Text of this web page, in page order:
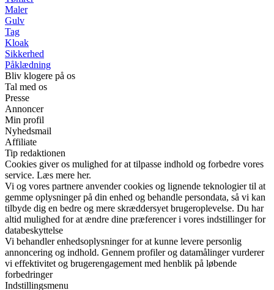
Maler
Gulv
Tag
Kloak
Sikkerhed
Påklædning
Bliv klogere på os
Tal med os
Presse
Annoncer
Min profil
Nyhedsmail
Affiliate
Tip redaktionen
Cookies giver os mulighed for at tilpasse indhold og forbedre vores
service. Læs mere her.
Vi og vores partnere anvender cookies og lignende teknologier til at
gemme oplysninger på din enhed og behandle persondata, så vi kan
tilbyde dig en bedre og mere skræddersyet brugeroplevelse. Du har
altid mulighed for at ændre dine præferencer i vores indstillinger for
databeskyttelse
Vi behandler enhedsoplysninger for at kunne levere personlig
annoncering og indhold. Gennem profiler og datamålinger vurderer
vi effektivitet og brugerengagement med henblik på løbende
forbedringer
Indstillingsmenu